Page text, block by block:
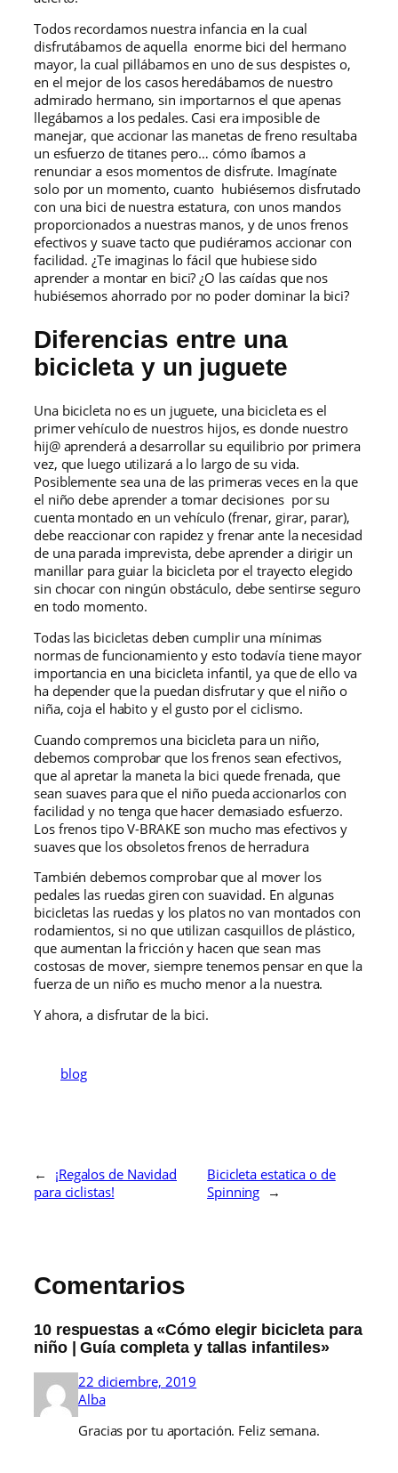
Todos recordamos nuestra infancia en la cual
disfrutábamos de aquella enorme bici del hermano
mayor, la cual pillábamos en uno de sus despistes o,
en el mejor de los casos heredábamos de nuestro
admirado hermano, sin importarnos el que apenas
llegábamos a los pedales. Casi era imposible de
manejar, que accionar las manetas de freno resultaba
un esfuerzo de titanes pero… cómo íbamos a
renunciar a esos momentos de disfrute. Imagínate
solo por un momento, cuanto hubiésemos disfrutado
con una bici de nuestra estatura, con unos mandos
proporcionados a nuestras manos, y de unos frenos
efectivos y suave tacto que pudiéramos accionar con
facilidad. ¿Te imaginas lo fácil que hubiese sido
aprender a montar en bici? ¿O las caídas que nos
hubiésemos ahorrado por no poder dominar la bici?
Diferencias entre una
bicicleta y un juguete
Una bicicleta no es un juguete, una bicicleta es el
primer vehículo de nuestros hijos, es donde nuestro
hij@ aprenderá a desarrollar su equilibrio por primera
vez, que luego utilizará a lo largo de su vida.
Posiblemente sea una de las primeras veces en la que
el niño debe aprender a tomar decisiones por su
cuenta montado en un vehículo (frenar, girar, parar),
debe reaccionar con rapidez y frenar ante la necesidad
de una parada imprevista, debe aprender a dirigir un
manillar para guiar la bicicleta por el trayecto elegido
sin chocar con ningún obstáculo, debe sentirse seguro
en todo momento.
Todas las bicicletas deben cumplir una mínimas
normas de funcionamiento y esto todavía tiene mayor
importancia en una bicicleta infantil, ya que de ello va
ha depender que la puedan disfrutar y que el niño o
niña, coja el habito y el gusto por el ciclismo.
Cuando compremos una bicicleta para un niño,
debemos comprobar que los frenos sean efectivos,
que al apretar la maneta la bici quede frenada, que
sean suaves para que el niño pueda accionarlos con
facilidad y no tenga que hacer demasiado esfuerzo.
Los frenos tipo V-BRAKE son mucho mas efectivos y
suaves que los obsoletos frenos de herradura
También debemos comprobar que al mover los
pedales las ruedas giren con suavidad. En algunas
bicicletas las ruedas y los platos no van montados con
rodamientos, si no que utilizan casquillos de plástico,
que aumentan la fricción y hacen que sean mas
costosas de mover, siempre tenemos pensar en que la
fuerza de un niño es mucho menor a la nuestra.
Y ahora, a disfrutar de la bici.
blog
←
¡Regalos de Navidad
para ciclistas!
Bicicleta estatica o de
Spinning →
Comentarios
10 respuestas a «Cómo elegir bicicleta para
niño | Guía completa y tallas infantiles»
22 diciembre, 2019
Alba
Gracias por tu aportación. Feliz semana.